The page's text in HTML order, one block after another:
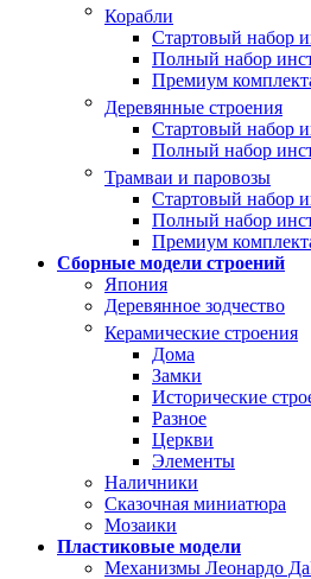
Корабли
Стартовый набор
Полный набор
Премиум
Деревянные строения
Стартовый набор
Полный набор
Трамваи и паровозы
Стартовый набор
Полный набор
Премиум
Сборные модели строений
Япония
Деревянное зодчество
Керамические строения
Дома
Замки
Исторические
Разное
Церкви
Элементы
Наличники
Сказочная миниатюра
Мозаики
Пластиковые модели
Механизмы Леонардо